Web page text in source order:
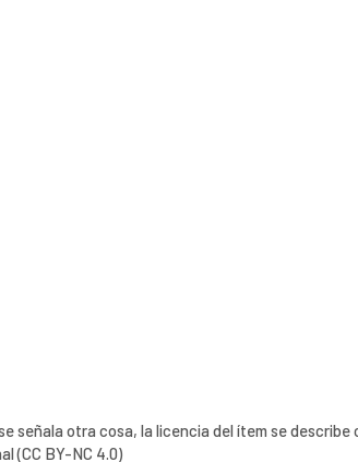
señala otra cosa, la licencia del ítem se
(CC BY-NC 4.0)